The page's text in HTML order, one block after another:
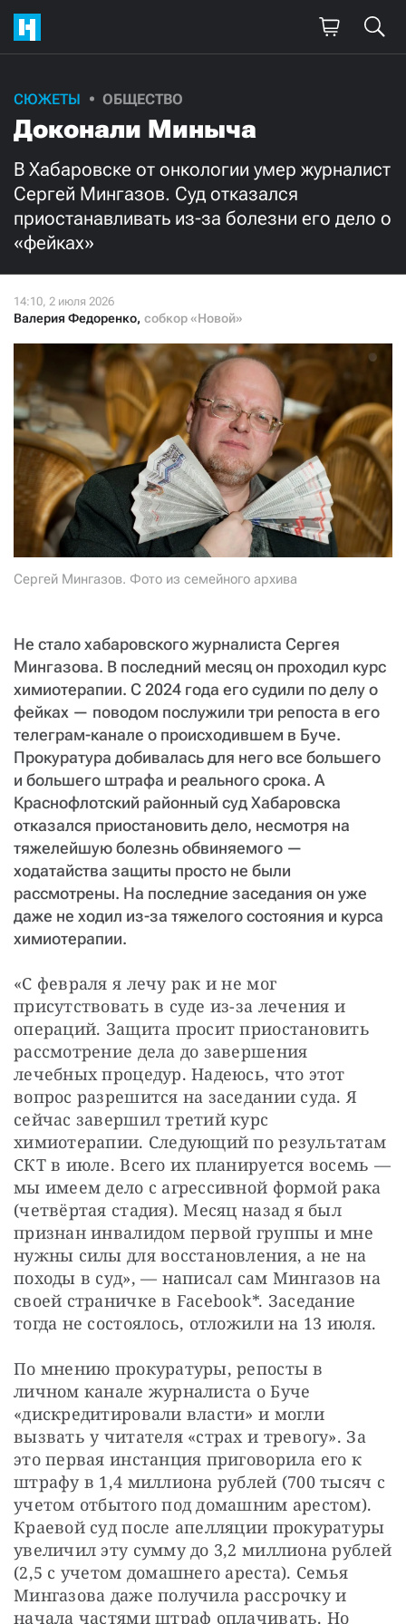
СЮЖЕТЫ ОБЩЕСТВО
Доконали Миныча
В Хабаровске от онкологии умер журналист
Сергей Мингазов. Суд отказался
приостанавливать из-за болезни его дело о
«фейках»
Валерия Федоренко, собкор «Новой»
Сергей Мингазов. Фото из семейного архива
Не стало хабаровского журналиста Сергея
Мингазова. В последний месяц он проходил курс
химиотерапии. С 2024 года его судили по делу о
фейках — поводом послужили три репоста в его
телеграм-канале о происходившем в Буче.
Прокуратура добивалась для него все большего
и большего штрафа и реального срока. А
Краснофлотский районный суд Хабаровска
отказался приостановить дело, несмотря на
тяжелейшую болезнь обвиняемого —
ходатайства защиты просто не были
рассмотрены. На последние заседания он уже
даже не ходил из-за тяжелого состояния и курса
химиотерапии.
«С февраля я лечу рак и не мог
присутствовать в суде из-за лечения и
операций. Защита просит приостановить
рассмотрение дела до завершения
лечебных процедур. Надеюсь, что этот
вопрос разрешится на заседании суда. Я
сейчас завершил третий курс
химиотерапии. Следующий по результатам
СКТ в июле. Всего их планируется восемь —
мы имеем дело с агрессивной формой рака
(четвёртая стадия). Месяц назад я был
признан инвалидом первой группы и мне
нужны силы для восстановления, а не на
походы в суд», — написал сам Мингазов на
своей страничке в Facebook*. Заседание
тогда не состоялось, отложили на 13 июля.
По мнению прокуратуры, репосты в
личном канале журналиста о Буче
«дискредитировали власти» и могли
вызвать у читателя «страх и тревогу». За
это первая инстанция приговорила его к
штрафу в 1,4 миллиона рублей (700 тысяч с
учетом отбытого под домашним арестом).
Краевой суд после апелляции прокуратуры
увеличил эту сумму до 3,2 миллиона рублей
(2,5 с учетом домашнего ареста). Семья
Мингазова даже получила рассрочку и
начала частями штраф оплачивать. Но